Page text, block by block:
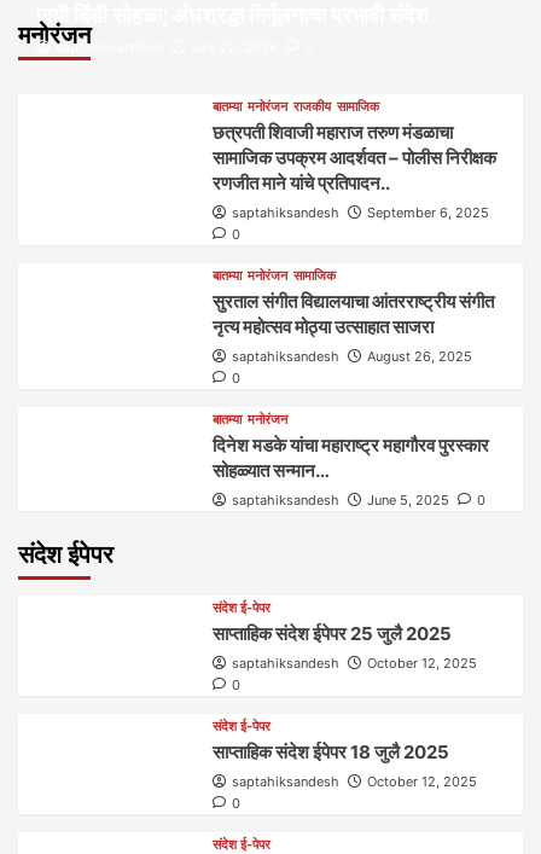
मनोरंजन
पायी दिंडी सोहळा; अंधश्रद्धा निर्मूलनाचा प्रभावी संदेश
saptahiksandesh
बातम्या मनोरंजन राजकीय सामाजिक
छत्रपती शिवाजी महाराज तरुण मंडळाचा
सामाजिक उपक्रम आदर्शवत – पोलीस निरीक्षक
रणजीत माने यांचे प्रतिपादन..
saptahiksandesh
September 6, 2025
0
बातम्या मनोरंजन सामाजिक
सुरताल संगीत विद्यालयाचा आंतरराष्ट्रीय संगीत
नृत्य महोत्सव मोठ्या उत्साहात साजरा
saptahiksandesh
August 26, 2025
0
बातम्या मनोरंजन
दिनेश मडके यांचा महाराष्ट्र महागौरव‌ पुरस्कार‌‌‌
सोहळ्यात सन्मान…
saptahiksandesh June 5, 2025 0
संदेश ईपेपर
संदेश ई-पेपर
साप्ताहिक संदेश ईपेपर 25 जुलै 2025
saptahiksandesh
October 12, 2025
0
संदेश ई-पेपर
साप्ताहिक संदेश ईपेपर 18 जुलै 2025
saptahiksandesh
October 12, 2025
0
संदेश ई-पेपर